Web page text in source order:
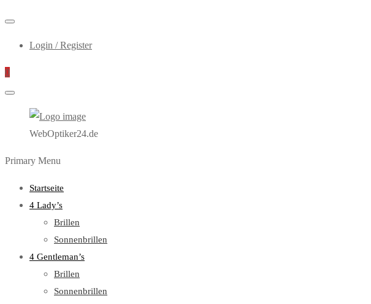
Login / Register
0
WebOptiker24.de
Primary Menu
Startseite
4 Lady’s
Brillen
Sonnenbrillen
4 Gentleman’s
Brillen
Sonnenbrillen